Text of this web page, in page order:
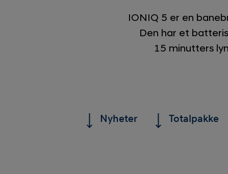
IONIQ 5 er en
Den har et
15 minutters
Nyheter Totalpakke